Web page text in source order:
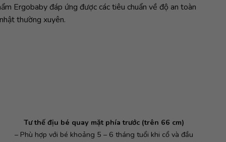
Ergobaby đáp ứng được các tiêu chuẩn về độ an toàn
thường xuyên.
Tư thế địu bé quay mặt phía trước (trên 66 cm)
– Phù hợp với bé khoảng 5 – 6 tháng tuổi khi cổ và đầu